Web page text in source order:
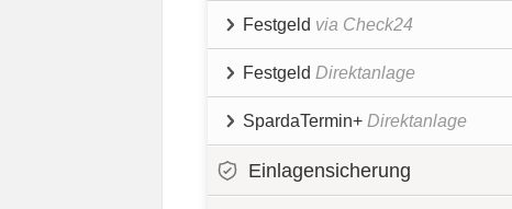
Festgeld via Check24
Festgeld Direktanlage
SpardaTermin+ Direktanlage
Einlagensicherung